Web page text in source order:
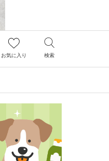
お気に入り 検索